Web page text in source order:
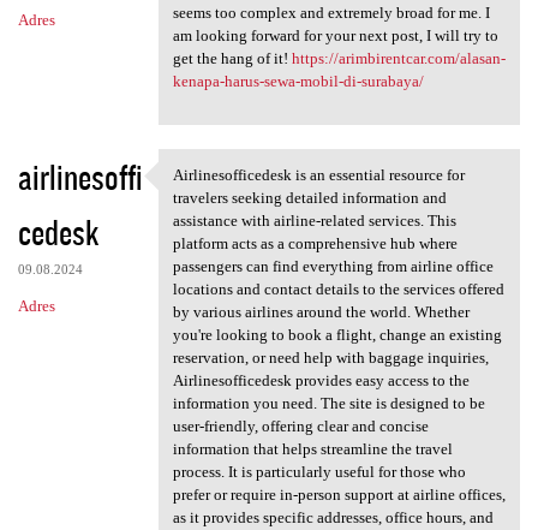
Adres
seems too complex and extremely broad for me. I
am looking forward for your next post, I will try to
get the hang of it! https://arimbirentcar.com/alasan-
kenapa-harus-sewa-mobil-di-surabaya/
airlinesoffi
cedesk
09.08.2024
Adres
Airlinesofficedesk is an
Airlinesofficedesk is an essential resource for
travelers seeking detailed information and
assistance with airline-related services. This
platform acts as a comprehensive hub where
passengers can find everything from airline office
locations and contact details to the services offered
by various airlines around the world. Whether
you're looking to book a flight, change an existing
reservation, or need help with baggage inquiries,
Airlinesofficedesk provides easy access to the
information you need. The site is designed to be
user-friendly, offering clear and concise
information that helps streamline the travel
process. It is particularly useful for those who
prefer or require in-person support at airline offices,
as it provides specific addresses, office hours, and